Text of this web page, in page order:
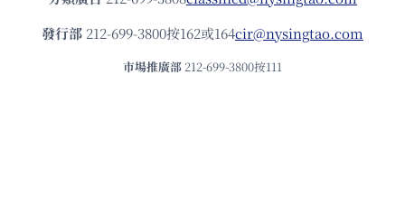
發⾏部 212-699-3800按162或164cir@nysingtao.com
市場推廣部 212-699-3800按111